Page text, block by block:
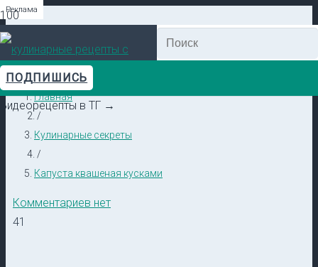
ПОДПИШИСЬ
Видеорецепты в ТГ →
Главная
/
Кулинарные секреты
/
Капуста квашеная кусками
Комментариев нет
41
Реклама
Реклама
Реклама
Реклама
Реклама
Реклама